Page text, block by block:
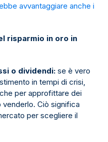
avvantaggiare anche i
risparmio in oro in
o dividendi: se è vero
in tempi di crisi,
per approfittare dei
venderlo. Ciò significa
per scegliere il